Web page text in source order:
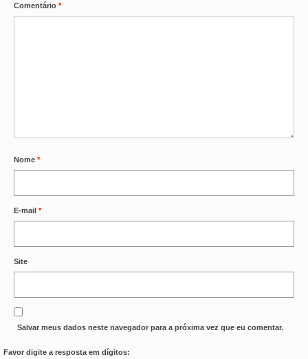
CONVÊNIOS
SOLIDARIEDADE
Comentário *
Nome *
E-mail *
Site
Salvar meus dados neste navegador para a próxima vez que eu comentar.
Favor digite a resposta em dígitos: